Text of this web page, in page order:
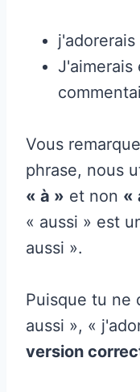
J'aimerais
Vous
phrase, nous
« à » et non «
« aussi » est
aussi ».
Puisque tu ne
aussi », «
version